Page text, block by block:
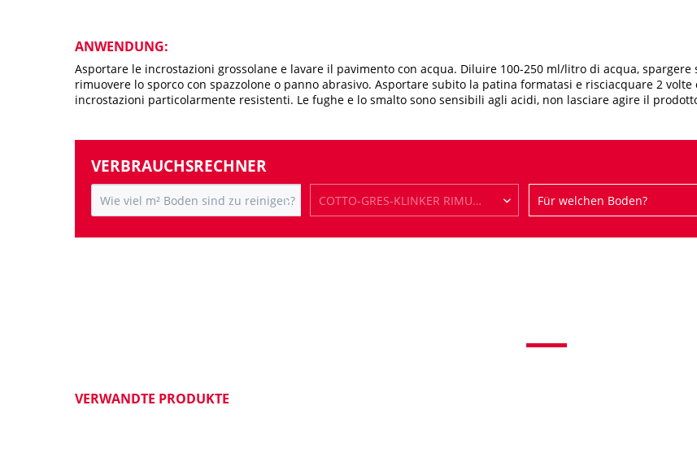
ANWENDUNG:
Asportare le incrostazioni grossolane e lavare il pavimento con acqua. Diluire 100-250 ml/litro di acqua,
rimuovere lo sporco con spazzolone o panno abrasivo. Asportare subito la patina formatasi e risciacquare 2
incrostazioni particolarmente resistenti. Le fughe e lo smalto sono sensibili agli acidi, non lasciare agire il
VERBRAUCHSRECHNER
VERWANDTE PRODUKTE